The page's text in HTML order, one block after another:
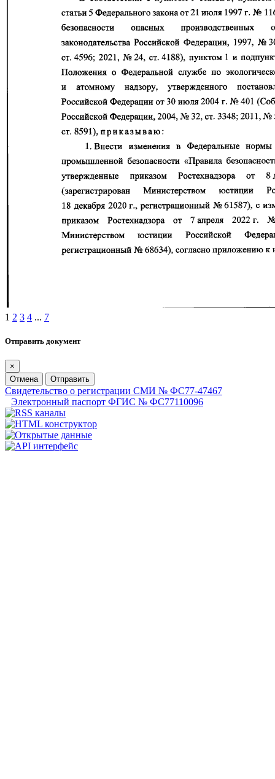
1 2 3 4 ... 7
Отправить документ
×
Отмена
Отправить
Свидетельство о регистрации СМИ № ФС77-47467
Электронный паспорт ФГИС № ФС77110096